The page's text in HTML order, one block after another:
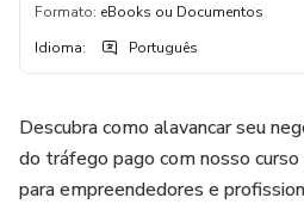
Formato: eBooks ou Documentos
Idioma: Português
Descubra como alavancar seu
do tráfego pago com nosso
para empreendedores e